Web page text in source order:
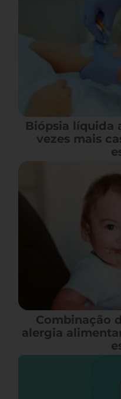
Biópsia líquida
vezes mais
Combinação
alergia